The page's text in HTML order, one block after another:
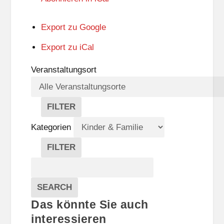
Export zu Google
Export zu iCal
Veranstaltungsort
FILTER
V
E
R
A
A
L
T
U
Kategorien
FILTER
E
G
O
R
Veranstaltungen
SEARCH
Das könnte Sie auch
interessieren